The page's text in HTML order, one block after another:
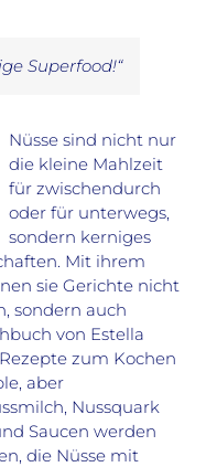
Superfood!“
Nüsse sind nicht nur
die kleine Mahlzeit
für zwischendurch
oder für unterwegs,
sondern kerniges
Mit ihrem
sie Gerichte nicht
sondern auch
von Estella
zum Kochen
aber
Nussquark
Saucen werden
die Nüsse mit